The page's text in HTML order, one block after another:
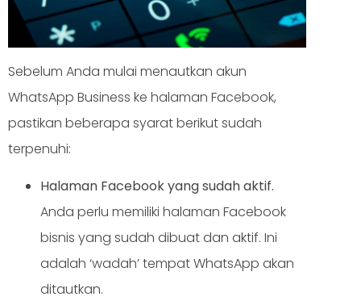
Sebelum Anda mulai menautkan akun
WhatsApp Business ke halaman Facebook,
pastikan beberapa syarat berikut sudah
terpenuhi:
Halaman Facebook yang sudah aktif.
Anda perlu memiliki halaman Facebook
bisnis yang sudah dibuat dan aktif. Ini
adalah ‘wadah’ tempat WhatsApp akan
ditautkan.